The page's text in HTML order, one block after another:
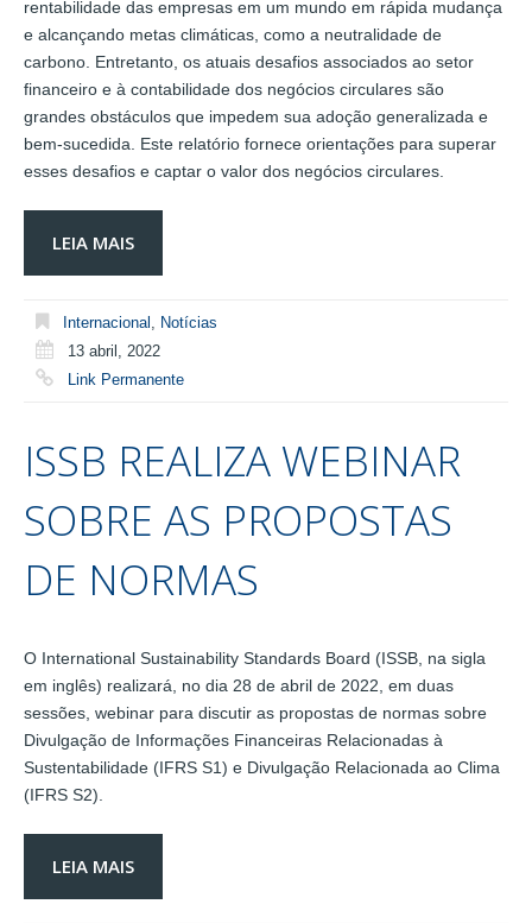
rentabilidade das empresas em um mundo em rápida mudança
e alcançando metas climáticas, como a neutralidade de
carbono. Entretanto, os atuais desafios associados ao setor
financeiro e à contabilidade dos negócios circulares são
grandes obstáculos que impedem sua adoção generalizada e
bem-sucedida. Este relatório fornece orientações para superar
esses desafios e captar o valor dos negócios circulares.
LEIA MAIS
Internacional
Notícias
13 abril, 2022
Link Permanente
ISSB REALIZA WEBINAR
SOBRE AS PROPOSTAS
DE NORMAS
O International Sustainability Standards Board (ISSB, na sigla
em inglês) realizará, no dia 28 de abril de 2022, em duas
sessões, webinar para discutir as propostas de normas sobre
Divulgação de Informações Financeiras Relacionadas à
Sustentabilidade (IFRS S1) e Divulgação Relacionada ao Clima
(IFRS S2).
LEIA MAIS